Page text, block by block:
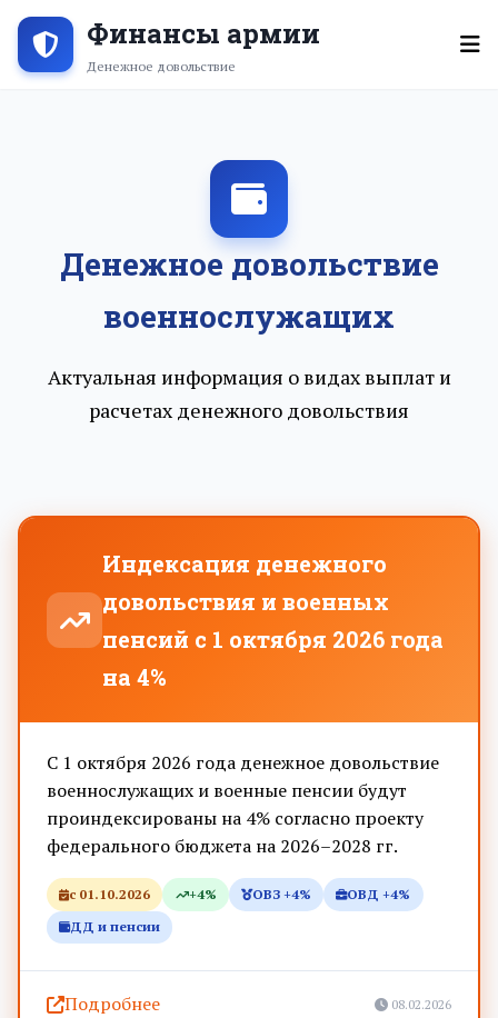
Финансы армии
Денежное довольствие
Денежное довольствие
военнослужащих
Актуальная информация о видах выплат и
расчетах денежного довольствия
Индексация денежного
довольствия и военных
пенсий с 1 октября 2026 года
на 4%
С 1 октября 2026 года денежное довольствие
военнослужащих и военные пенсии будут
проиндексированы на 4% согласно проекту
федерального бюджета на 2026–2028 гг.
с 01.10.2026 +4% ОВЗ +4%
ОВД +4%
ДД и пенсии
Подробнее 08.02.2026